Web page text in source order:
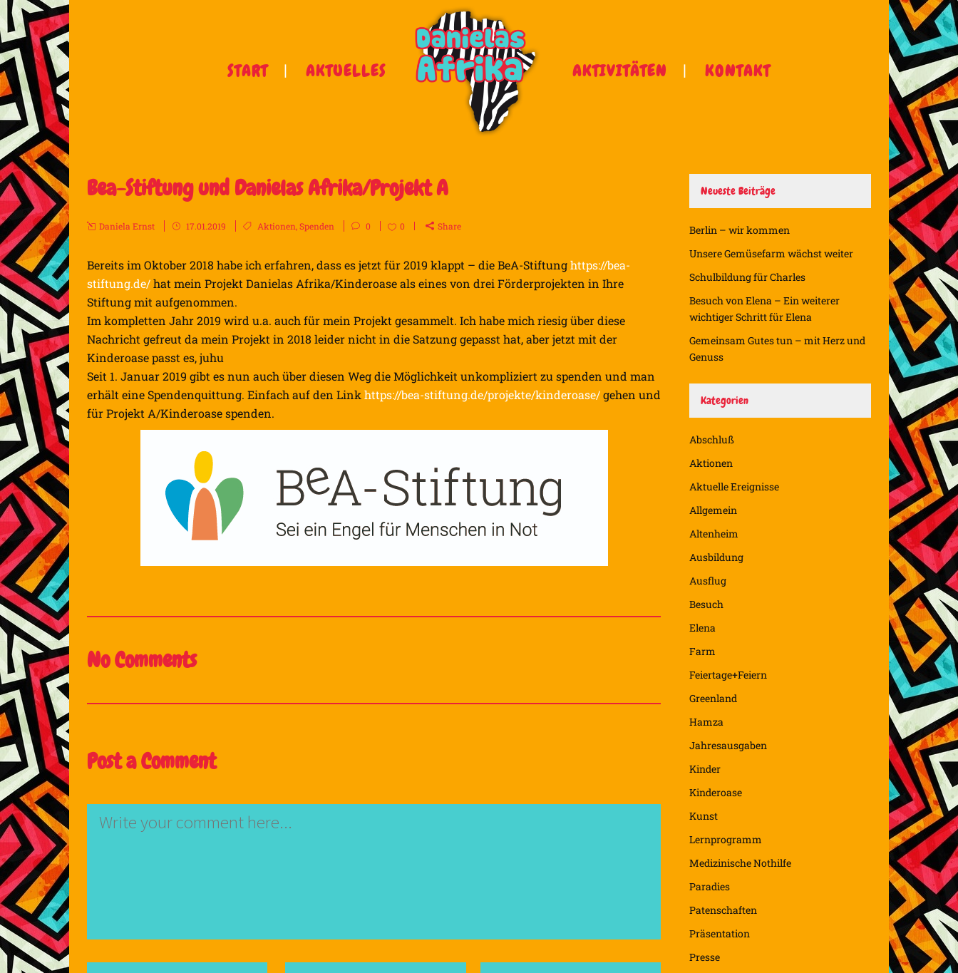
START AKTUELLES AKTIVITÄTEN KONTAKT
Bea-Stiftung und Danielas Afrika/Projekt A
Daniela Ernst 17.01.2019 Aktionen,Spenden 0 0 Share
Bereits im Oktober 2018 habe ich erfahren, dass es jetzt für 2019 klappt – die BeA-Stiftunghttps://bea-
stiftung.de/hat mein Projekt Danielas Afrika/Kinderoase als eines von drei Förderprojekten in Ihre
Stiftung mit aufgenommen.
Im kompletten Jahr 2019 wird u.a. auch für mein Projekt gesammelt. Ich habe mich riesig über diese
Nachricht gefreut da mein Projekt in 2018 leider nicht in die Satzung gepasst hat, aber jetzt mit der
Kinderoase passt es, juhu
Seit 1. Januar 2019 gibt es nun auch über diesen Weg die Möglichkeit unkompliziert zu spenden und man
erhält eine Spendenquittung. Einfach auf den Link https://bea-stiftung.de/projekte/kinderoase/gehen und
für Projekt A/Kinderoase spenden.
No Comments
Post a Comment
Neueste Beiträge
Berlin – wir kommen
Unsere Gemüsefarm wächst weiter
Schulbildung für Charles
Besuch von Elena – Ein weiterer
wichtiger Schritt für Elena
Gemeinsam Gutes tun – mit Herz und
Genuss
Kategorien
Abschluß
Aktionen
Aktuelle Ereignisse
Allgemein
Altenheim
Ausbildung
Ausflug
Besuch
Elena
Farm
Feiertage+Feiern
Greenland
Hamza
Jahresausgaben
Kinder
Kinderoase
Kunst
Lernprogramm
Medizinische Nothilfe
Paradies
Patenschaften
Präsentation
Presse